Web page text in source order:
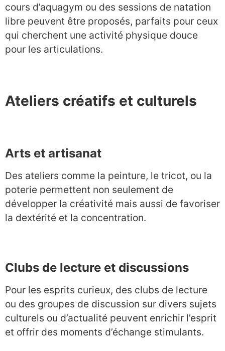
cours d’aquagym ou des sessions de natation
libre peuvent être proposés, parfaits pour ceux
qui cherchent une activité physique douce
pour les articulations.
Ateliers créatifs et culturels
Arts et artisanat
Des ateliers comme la peinture, le tricot, ou la
poterie permettent non seulement de
développer la créativité mais aussi de favoriser
la dextérité et la concentration.
Clubs de lecture et discussions
Pour les esprits curieux, des clubs de lecture
ou des groupes de discussion sur divers sujets
culturels ou d’actualité peuvent enrichir l’esprit
et offrir des moments d’échange stimulants.